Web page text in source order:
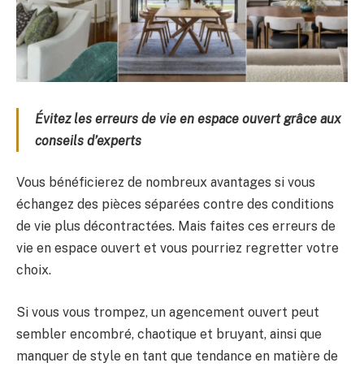
Évitez les erreurs de vie en espace ouvert grâce aux
conseils d’experts
Vous bénéficierez de nombreux avantages si vous
échangez des pièces séparées contre des conditions
de vie plus décontractées. Mais faites ces erreurs de
vie en espace ouvert et vous pourriez regretter votre
choix.
Si vous vous trompez, un agencement ouvert peut
sembler encombré, chaotique et bruyant, ainsi que
manquer de style en tant que tendance en matière de